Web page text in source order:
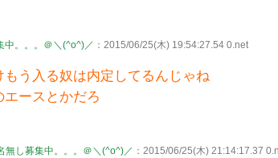
中。。。＠＼(^o^)／ ：2015/06/25(木) 19:54:27.54 0.net
もう入る奴は内定してるんじゃね
エースとかだろ
無し募集中。。。＠＼(^o^)／ ：2015/06/25(木) 21:14:17.37